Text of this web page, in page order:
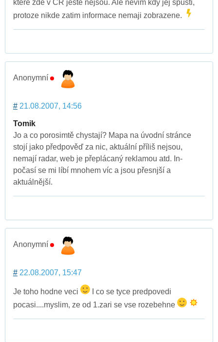
ktere zde v CR jeste nejsou. Ale nevim kdy jej spusti,
protoze nikde zatim informace nemaji zobrazene.
Anonymní
# 21.08.2007, 14:56
Tomik
Jo a co porosimtě chystají? Mapa na úvodní stránce
stojí jako předpověď za nic, aktuální příliš nejsou,
nemají radar, web je přeplácaný reklamou atd. In-
počasí se mi líbí mnohem víc a jsou přesnjší a
aktuálnější.
Anonymní
# 22.08.2007, 15:47
Je toho hodne veci
I co se tyce predpovedi
pocasi....myslim, ze od 1.zari se vse rozebehne